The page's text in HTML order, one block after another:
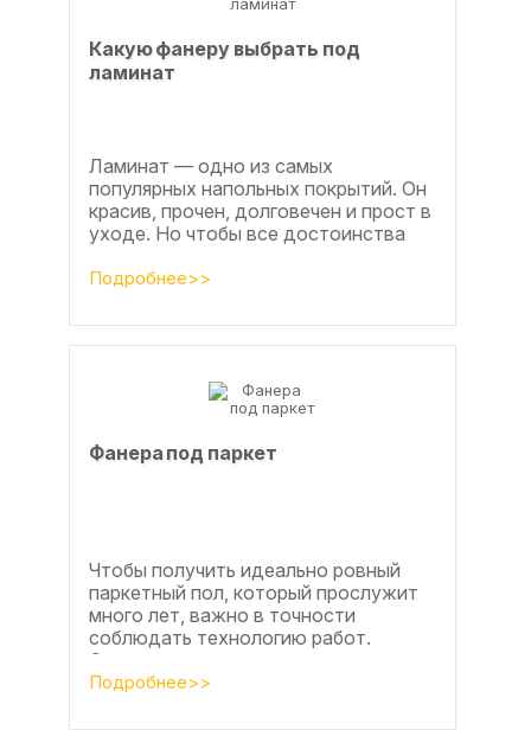
Какую фанеру выбрать под
ламинат
Ламинат — одно из самых
популярных напольных покрытий. Он
красив, прочен, долговечен и прост в
уходе. Но чтобы все достоинства
раскрылись, важно...
Подробнее>>
Фанера под паркет
Чтобы получить идеально ровный
паркетный пол, который прослужит
много лет, важно в точности
соблюдать технологию работ.
Сегодня одним из самых простых и
эффективных методов считается...
Подробнее>>